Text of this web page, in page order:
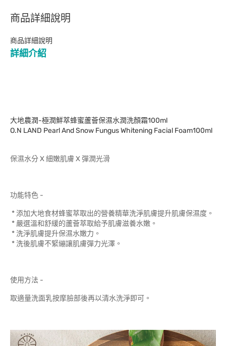
商品詳細說明
商品詳細說明
詳細介紹
大地農潤-極潤鮮萃蜂蜜蘆薈保濕水潤洗顏霜100ml
O.N LAND Pearl And Snow Fungus Whitening Facial Foam100ml
保濕水分 X 細嫩肌膚 X 彈潤光滑
功能特色 -
* 添加大地食材蜂蜜萃取出的營養精華洗淨肌膚提升肌膚保濕度。
* 嚴選溫和舒緩的蘆薈萃取給予肌膚滋養水嫩。
* 洗淨肌膚提升保濕水嫩力。
* 洗後肌膚不緊繃讓肌膚彈力光澤。
使用方法 -
取適量洗面乳按摩臉部後再以清水洗淨即可。